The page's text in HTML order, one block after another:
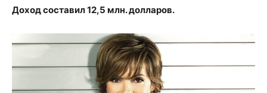
Доход составил 12,5 млн. долларов.